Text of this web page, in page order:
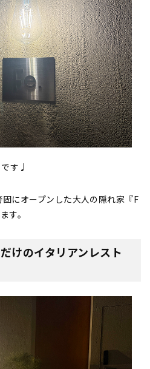
す♩
にオープンした大人の隠れ家『F
す。
けのイタリアンレスト